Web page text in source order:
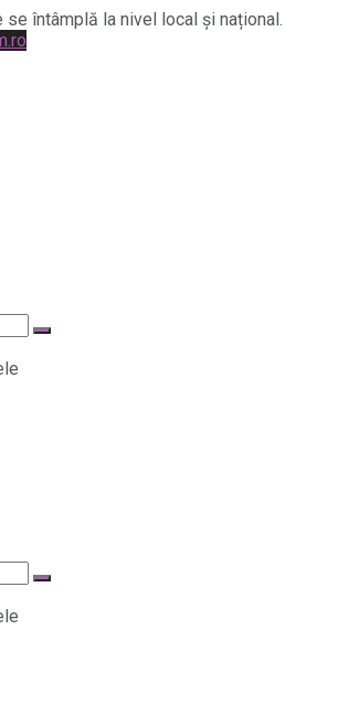
întâmplă la nivel local și național.